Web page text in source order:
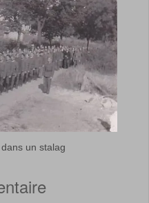
un stalag